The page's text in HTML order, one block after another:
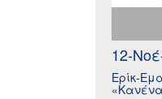
12-
Ερίκ-